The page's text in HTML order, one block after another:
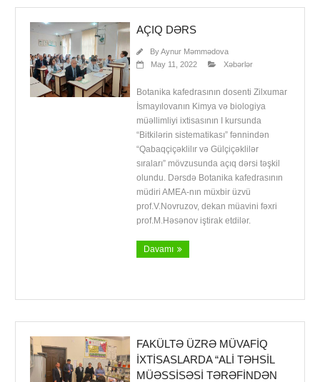
AÇIQ DƏRS
ByAynur Məmmədova
May 11, 2022
Xəbərlər
Botanika kafedrasının dosenti Zilxumar
İsmayılovanın Kimya və biologiya
müəllimliyi ixtisasının I kursunda
“Bitkilərin sistematikası” fənnindən
“Qabaqçiçəklilır və Gülçiçəklilər
sıraları” mövzusunda açıq dərsi təşkil
olundu. Dərsdə Botanika kafedrasının
müdiri AMEA-nın müxbir üzvü
prof.V.Novruzov, dekan müavini fəxri
prof.M.Həsənov iştirak etdilər.
Davamı
FAKÜLTƏ ÜZRƏ MÜVAFIQ
IXTISASLARDA “ALI TƏHSIL
MÜƏSSISƏSI TƏRƏFINDƏN